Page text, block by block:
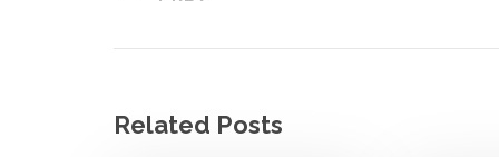
Related Posts